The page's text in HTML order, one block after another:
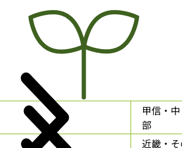
甲信・中
部
近畿・